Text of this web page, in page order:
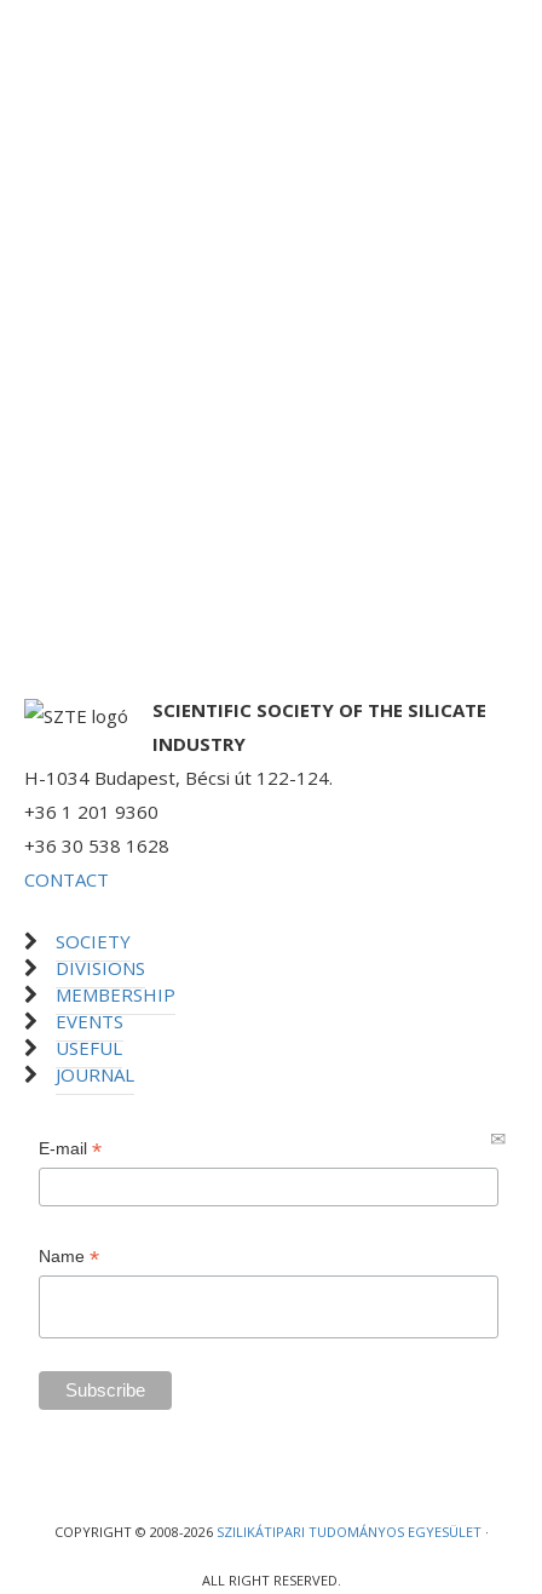
SCIENTIFIC SOCIETY OF THE SILICATE
INDUSTRY
H-1034 Budapest, Bécsi út 122-124.
+36 1 201 9360
+36 30 538 1628
CONTACT
SOCIETY
DIVISIONS
MEMBERSHIP
EVENTS
USEFUL
JOURNAL
E-mail*
Name*
COPYRIGHT © 2008-2026 SZILIKÁTIPARI TUDOMÁNYOS EGYESÜLET·
ALL RIGHT RESERVED.